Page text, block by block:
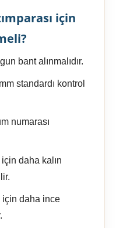
için
bant alınmalıdır.
standardı kontrol
numarası
daha kalın
için daha ince